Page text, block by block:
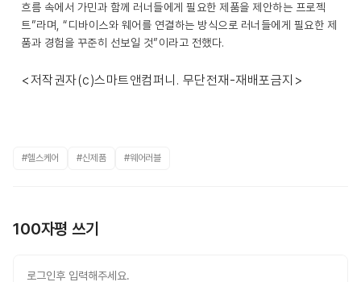
흐름 속에서 가민과 함께 러너들에게 필요한 제품을 제안하는 프로젝
트”라며, “디바이스와 웨어를 연결하는 방식으로 러너들에게 필요한 제
품과 경험을 꾸준히 선보일 것”이라고 전했다.
<저작권자(c)스마트앤컴퍼니. 무단전재-재배포금지>
#헬스케어 #신제품 #웨어러블
100자평 쓰기